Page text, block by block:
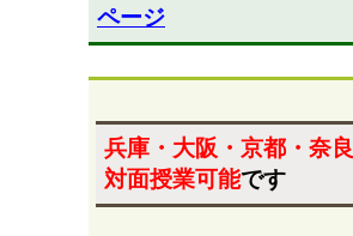
ページ
兵庫・大阪・京都・奈良
対面授業可能です